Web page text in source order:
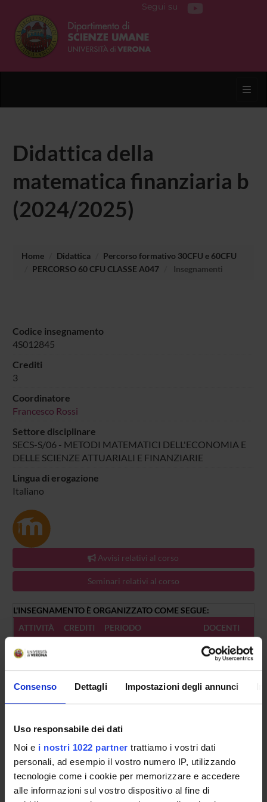
Consenso Dettagli Impostazioni degli annunci
Uso responsabile dei dati
Noi e i nostri 1022 partner trattiamo i vostri dati
personali, ad esempio il vostro numero IP, utilizzando
tecnologie come i cookie per memorizzare e accedere
alle informazioni sul vostro dispositivo al fine di
Segui su
Didattica della
matematica finanziaria b
(2024/2025)
Home Didattica
Percorso formativo 30CFU e 60CFU
PERCORSO 60 CFU CLASSE A047
Insegnamenti
Codice insegnamento
4S012845
Crediti
3
Coordinatore
Francesco Rossi
Settore disciplinare
SECS-S/06 - METODI MATEMATICI DELL'ECONOMIA E
DELLE SCIENZE ATTUARIALI E FINANZIARIE
Lingua di erogazione
Italiano
Avvisi relativi al corso
Seminari relativi al corso
L'INSEGNAMENTO È ORGANIZZATO COME SEGUE:
ATTIVITÀ
CREDITI PERIODO DOCENTI
A Francesco
B non ancora assegnato Francesco
C 1 non ancora assegnato